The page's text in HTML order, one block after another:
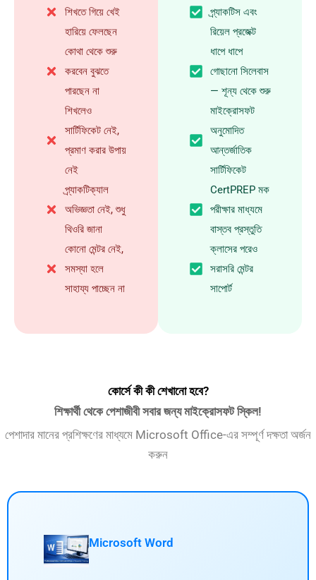
শিখতে গিয়ে খেই
হারিয়ে ফেলছেন
কোথা থেকে শুরু
করবেন বুঝতে
পারছেন না
শিখলেও
সার্টিফিকেট নেই,
প্রমাণ করার উপায়
নেই
প্র্যাকটিক্যাল
অভিজ্ঞতা নেই, শুধু
থিওরি জানা
কোনো মেন্টর নেই,
সমস্যা হলে
সাহায্য পাচ্ছেন না
প্র্যাকটিস এবং
রিয়েল প্রজেক্ট
ধাপে ধাপে
গোছানো সিলেবাস
— শূন্য থেকে শুরু
মাইক্রোসফট
অনুমোদিত
আন্তর্জাতিক
সার্টিফিকেট
CertPREP মক
পরীক্ষার মাধ্যমে
বাস্তব প্রস্তুতি
ক্লাসের পরেও
সরাসরি মেন্টর
সাপোর্ট
কোর্সে কী কী শেখানো হবে?
শিক্ষার্থী থেকে পেশাজীবী সবার জন্য মাইক্রোসফট স্কিল!
পেশাদার মানের প্রশিক্ষণের মাধ্যমে Microsoft Office-এর সম্পূর্ণ দক্ষতা অর্জন
করুন
Microsoft Word